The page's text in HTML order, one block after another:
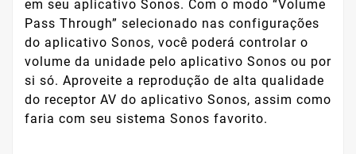
em seu aplicativo Sonos. Com o modo “Volume
Pass Through” selecionado nas configurações
do aplicativo Sonos, você poderá controlar o
volume da unidade pelo aplicativo Sonos ou por
si só. Aproveite a reprodução de alta qualidade
do receptor AV do aplicativo Sonos, assim como
faria com seu sistema Sonos favorito.